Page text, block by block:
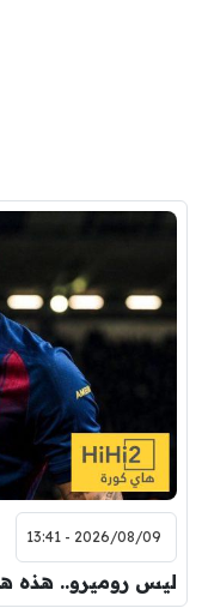
2026/08/09 - 13:41
ليس روميرو.. هذه